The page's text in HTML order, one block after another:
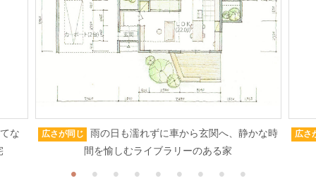
な
広さが同じ
雨の日も濡れずに車から玄関へ、静かな時
間を愉しむライブラリーのある家
広さ